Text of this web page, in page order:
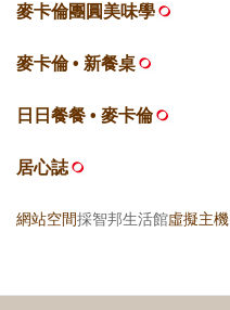
麥卡倫團圓美味學
麥卡倫 • 新餐桌
日日餐餐 • 麥卡倫
居心誌
網站空間採智邦生活館虛擬主機